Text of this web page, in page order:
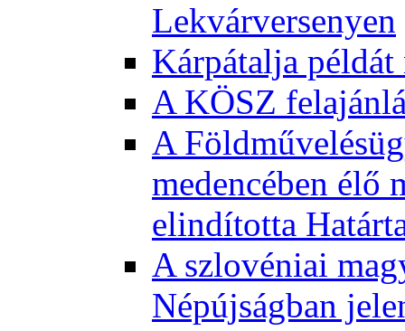
Lekvárversenyen
Kárpátalja példát
A KÖSZ
A
medencében élő
elindította
A szlovéniai
Népújságban